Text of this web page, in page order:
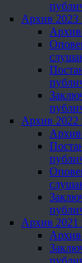
Архив 2023
Архив
Архив 2022
Архив
Архив 2021
Архив